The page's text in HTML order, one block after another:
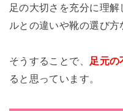
足の大切さを充分に理解
ルとの違いや靴の選び方
そうすることで、 足元の
ると思っています。